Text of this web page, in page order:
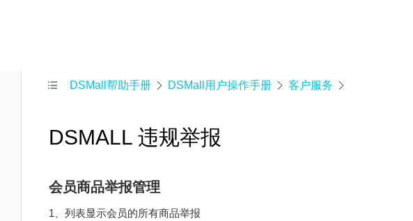
 DSMall帮助手册  DSMall用户操作手册  客户服务 
DSMALL 违规举报
会员商品举报管理
1、列表显示会员的所有商品举报